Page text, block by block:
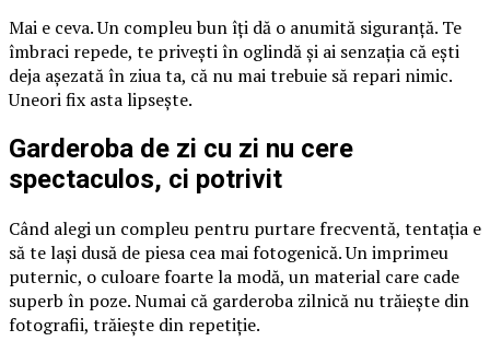
Mai e ceva. Un compleu bun îți dă o anumită siguranță. Te
îmbraci repede, te privești în oglindă și ai senzația că ești
deja așezată în ziua ta, că nu mai trebuie să repari nimic.
Uneori fix asta lipsește.
Garderoba de zi cu zi nu cere
spectaculos, ci potrivit
Când alegi un compleu pentru purtare frecventă, tentația e
să te lași dusă de piesa cea mai fotogenică. Un imprimeu
puternic, o culoare foarte la modă, un material care cade
superb în poze. Numai că garderoba zilnică nu trăiește din
fotografii, trăiește din repetiție.